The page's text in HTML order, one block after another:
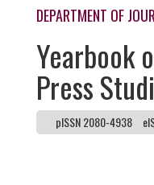
DEPARTMENT OF
Yearbook
Press
pISSN 2080-4938